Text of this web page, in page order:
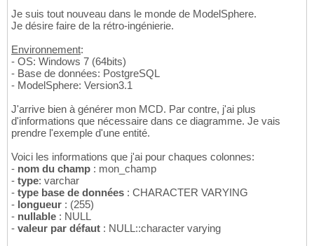
Je suis tout nouveau dans le monde de ModelSphere.
Je désire faire de la rétro-ingénierie.
Environnement:
- OS: Windows 7 (64bits)
- Base de données: PostgreSQL
- ModelSphere: Version3.1
J'arrive bien à générer mon MCD. Par contre, j'ai plus
d'informations que nécessaire dans ce diagramme. Je vais
prendre l'exemple d'une entité.
Voici les informations que j'ai pour chaques colonnes:
- nom du champ : mon_champ
- type: varchar
- type base de données : CHARACTER VARYING
- longueur : (255)
- nullable : NULL
- valeur par défaut : NULL::character varying